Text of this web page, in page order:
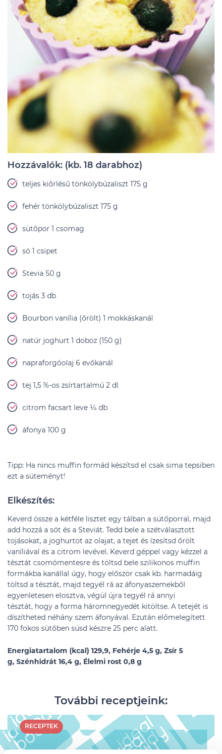
Hozzávalók: (kb. 18 darabhoz)
teljes kiőrlésű tönkölybúzaliszt 175 g
fehér tönkölybúzaliszt 175 g
sütőpor 1 csomag
só 1 csipet
Stevia 50 g
tojás 3 db
Bourbon vanília (őrölt) 1 mokkáskanál
natúr joghurt 1 doboz (150 g)
napraforgóolaj 6 evőkanál
tej 1,5 %-os zsírtartalmú 2 dl
citrom facsart leve ¼ db
áfonya 100 g
Tipp: Ha nincs muffin formád készítsd el csak sima tepsiben
ezt a süteményt!
Elkészítés:
Keverd össze a kétféle lisztet egy tálban a sütőporral, majd
add hozzá a sót és a Steviát. Tedd bele a szétválasztott
tojásokat, a joghurtot az olajat, a tejet és ízesítsd őrölt
vaníliával és a citrom levével. Keverd géppel vagy kézzel a
tésztát csomómentesre és töltsd bele szilikonos muffin
formákba kanállal úgy, hogy először csak kb. harmadáig
töltsd a tésztát, majd tegyél rá az áfonyaszemekből
egyenletesen elosztva, végül újra tegyél rá annyi
tésztát, hogy a forma háromnegyedét kitöltse. A tetejét is
díszítheted néhány szem áfonyával. Ezután előmelegített
170 fokos sütőben süsd készre 25 perc alatt.
Energiatartalom (kcal) 129,9, Fehérje 4,5 g, Zsír 5
g, Szénhidrát 16,4 g, Élelmi rost 0,8 g
További receptjeink:
RECEPTEK